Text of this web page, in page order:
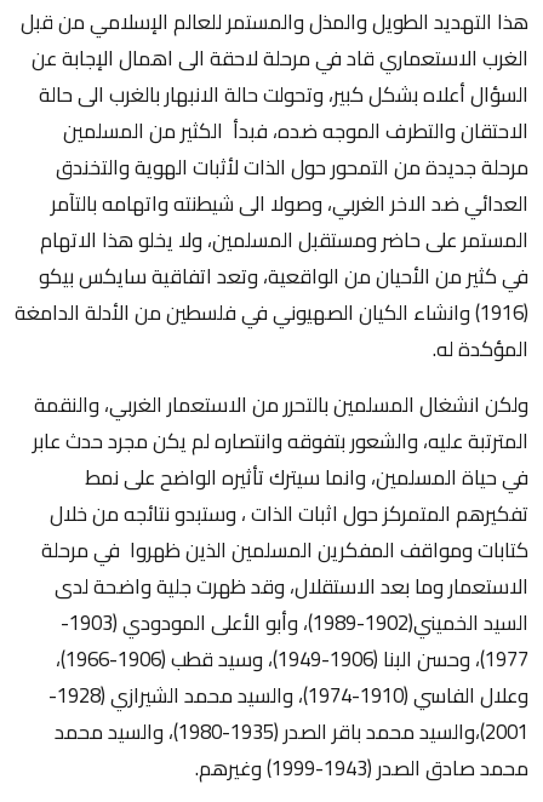
هذا التهديد الطويل والمذل والمستمر للعالم الإسلامي من قبل
الغرب الاستعماري قاد في مرحلة لاحقة الى اهمال الإجابة عن
السؤال أعلاه بشكل كبير، وتحولت حالة الانبهار بالغرب الى حالة
الاحتقان والتطرف الموجه ضده، فبدأ الكثير من المسلمين
مرحلة جديدة من التمحور حول الذات لأثبات الهوية والتخندق
العدائي ضد الاخر الغربي، وصولا الى شيطنته واتهامه بالتآمر
المستمر على حاضر ومستقبل المسلمين، ولا يخلو هذا الاتهام
في كثير من الأحيان من الواقعية، وتعد اتفاقية سايكس بيكو
(1916) وانشاء الكيان الصهيوني في فلسطين من الأدلة الدامغة
المؤكدة له.
ولكن انشغال المسلمين بالتحرر من الاستعمار الغربي، والنقمة
المترتبة عليه، والشعور بتفوقه وانتصاره لم يكن مجرد حدث عابر
في حياة المسلمين، وانما سيترك تأثيره الواضح على نمط
تفكيرهم المتمركز حول اثبات الذات ، وستبدو نتائجه من خلال
كتابات ومواقف المفكرين المسلمين الذين ظهروا في مرحلة
الاستعمار وما بعد الاستقلال، وقد ظهرت جلية واضحة لدى
السيد الخميني(1902-1989)، وأبو الأعلى المودودي (1903-
1977)، وحسن البنا (1906-1949)، وسيد قطب (1906-1966)،
وعلال الفاسي (1910-1974)، والسيد محمد الشيرازي (1928-
2001)،والسيد محمد باقر الصدر (1935-1980)، والسيد محمد
محمد صادق الصدر (1943-1999) وغيرهم.